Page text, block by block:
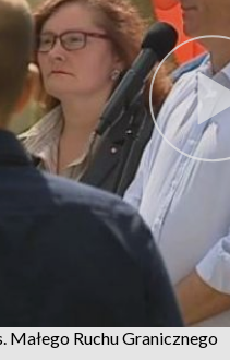
Małego Ruchu Granicznego